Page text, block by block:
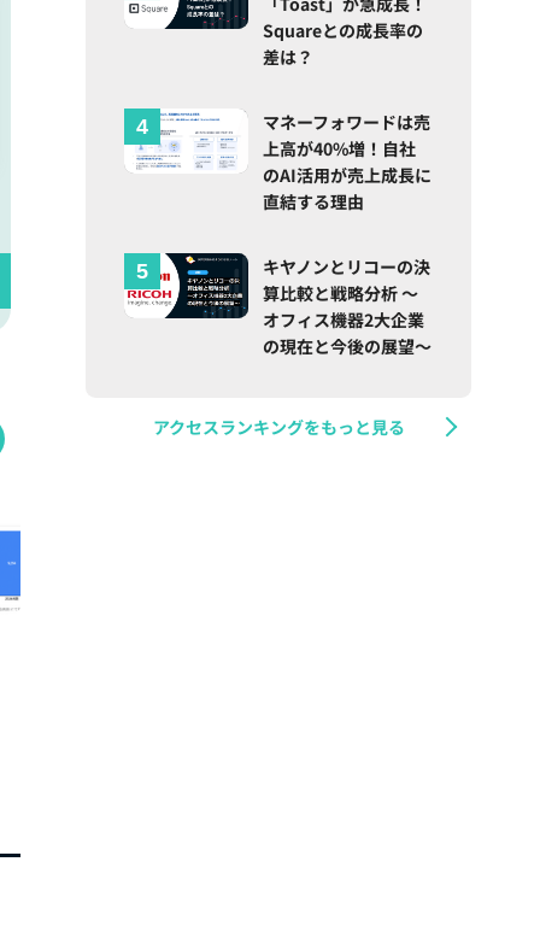
Squareとの成長率の
差は？
マネーフォワードは売
上高が40%増！自社
のAI活用が売上成長に
直結する理由
キヤノンとリコーの決
算比較と戦略分析 ～
オフィス機器2大企業
の現在と今後の展望～
アクセスランキングをもっと見る